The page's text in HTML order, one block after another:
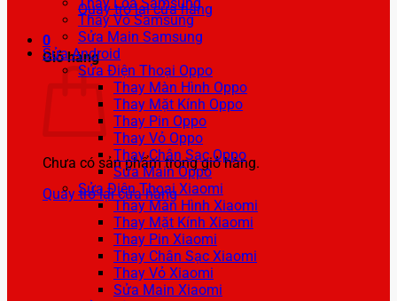
Quay trở lại cửa hàng
0
Giỏ hàng
Chưa có sản phẩm trong giỏ hàng.
Quay trở lại cửa hàng
Thay Vỏ Samsung
Sửa Main Samsung
Sửa Android
Sửa Điện Thoại Oppo
Thay Màn Hình Oppo
Thay Mặt Kính Oppo
Thay Pin Oppo
Thay Vỏ Oppo
Thay Chân Sạc Oppo
Sửa Main Oppo
Sửa Điện Thoại Xiaomi
Thay Màn Hình Xiaomi
Thay Mặt Kính Xiaomi
Thay Pin Xiaomi
Thay Chân Sạc Xiaomi
Thay Vỏ Xiaomi
Sửa Main Xiaomi